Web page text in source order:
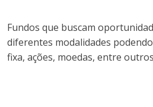
Fundos que buscam
diferentes modalidades
fixa, ações, moedas, entre